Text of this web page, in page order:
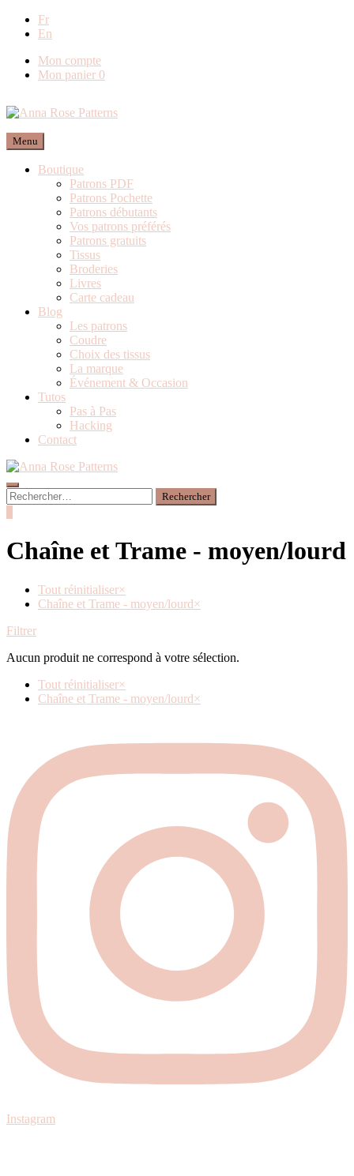
Fr
En
Mon compte
Mon panier 0
Menu
Boutique
Patrons PDF
Patrons Pochette
Patrons débutants
Vos patrons préférés
Patrons gratuits
Tissus
Broderies
Livres
Carte cadeau
Blog
Les patrons
Coudre
Choix des tissus
La marque
Événement & Occasion
Tutos
Pas à Pas
Hacking
Contact
Chaîne et Trame - moyen/lourd
Tout réinitialiser×
Chaîne et Trame - moyen/lourd×
Filtrer
Aucun produit ne correspond à votre sélection.
Tout réinitialiser×
Chaîne et Trame - moyen/lourd×
Instagram
Livraison offerte en France métropolitaine dès
80€ de commande (Expédition via Mondial